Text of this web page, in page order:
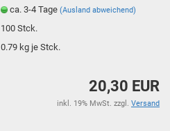
ca. 3-4 Tage(Ausland abweichend)
100Stck.
0.79 kg je Stck.
20,30 EUR
inkl. 19% MwSt. zzgl. Versand